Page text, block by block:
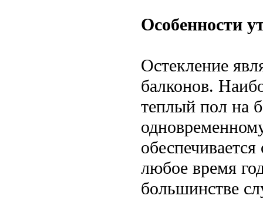
Особенности
Остекление
балконов.
теплый пол на
любое время
большинстве